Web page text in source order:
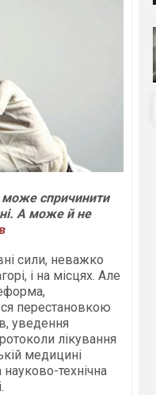
спричинити
А може й не
сили, неважко
і на місцях. Але
перестановкою
уведення
лікування
медицині
технічна